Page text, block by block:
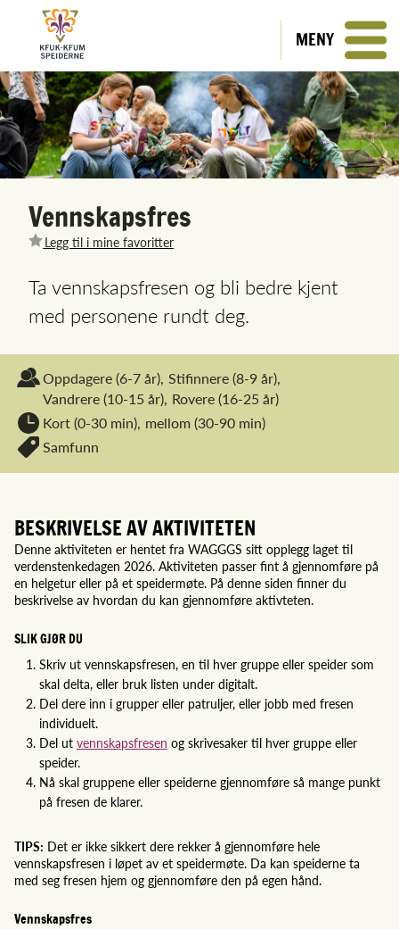
MENY
Vennskapsfres
Legg til i mine favoritter
Ta vennskapsfresen og bli bedre kjent
med personene rundt deg.
Oppdagere(6-7 år), Stifinnere(8-9 år),
Vandrere(10-15 år), Rovere(16-25 år)
Kort (0-30 min), mellom (30-90 min)
Samfunn
BESKRIVELSE AV AKTIVITETEN
Denne aktiviteten er hentet fra WAGGGS sitt opplegg laget til
verdenstenkedagen 2026. Aktiviteten passer fint å gjennomføre på
en helgetur eller på et speidermøte. På denne siden finner du
beskrivelse av hvordan du kan gjennomføre aktivteten.
SLIK GJØR DU
Skriv ut vennskapsfresen, en til hver gruppe eller speider som
skal delta, eller bruk listen under digitalt.
Del dere inn i grupper eller patruljer, eller jobb med fresen
individuelt.
Del ut vennskapsfresen og skrivesaker til hver gruppe eller
speider.
Nå skal gruppene eller speiderne gjennomføre så mange punkt
på fresen de klarer.
TIPS: Det er ikke sikkert dere rekker å gjennomføre hele
vennskapsfresen i løpet av et speidermøte. Da kan speiderne ta
med seg fresen hjem og gjennomføre den på egen hånd.
Vennskapsfres